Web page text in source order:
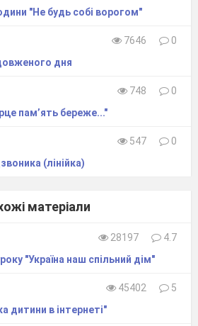
ЗАНЯТТЯ
5.03060101 «Організація
Вручення дипломів
"Не будь собі ворогом"
7646
0
дня
748
0
пам’ять береже..."
547
0
(лінійка)
матеріали
28197
4.7
"Україна наш спільний дім"
45402
5
дитини в інтернеті"